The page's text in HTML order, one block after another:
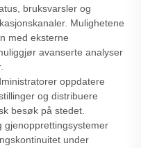
bruksvarsler og
Mulighetene
med eksterne
avanserte analyser
oppdatere
og distribuere
besøk på stedet.
gjenopprettingsystemer
under